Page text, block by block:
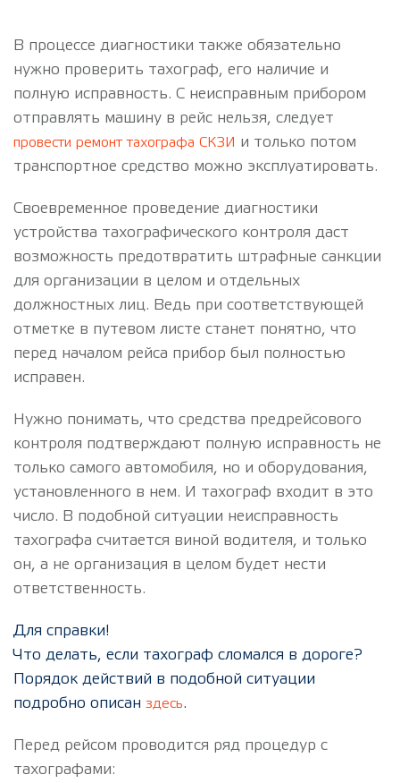
В процессе диагностики также обязательно
нужно проверить тахограф, его наличие и
полную исправность. С неисправным прибором
отправлять машину в рейс нельзя, следует
провести ремонт тахографа СКЗИ и только потом
транспортное средство можно эксплуатировать.
Своевременное проведение диагностики
устройства тахографического контроля даст
возможность предотвратить штрафные санкции
для организации в целом и отдельных
должностных лиц. Ведь при соответствующей
отметке в путевом листе станет понятно, что
перед началом рейса прибор был полностью
исправен.
Нужно понимать, что средства предрейсового
контроля подтверждают полную исправность не
только самого автомобиля, но и оборудования,
установленного в нем. И тахограф входит в это
число. В подобной ситуации неисправность
тахографа считается виной водителя, и только
он, а не организация в целом будет нести
ответственность.
Для справки!
Что делать, если тахограф сломался в дороге?
Порядок действий в подобной ситуации
подробно описан здесь.
Перед рейсом проводится ряд процедур с
тахографами: